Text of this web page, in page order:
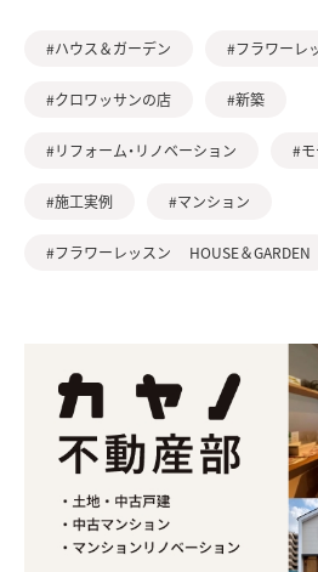
#ハウス＆ガーデン #フラワーレ
#クロワッサンの店 #新築
#リフォーム・リノベーション #モ
#施工実例 #マンション
#フラワーレッスン HOUSE＆GARDEN